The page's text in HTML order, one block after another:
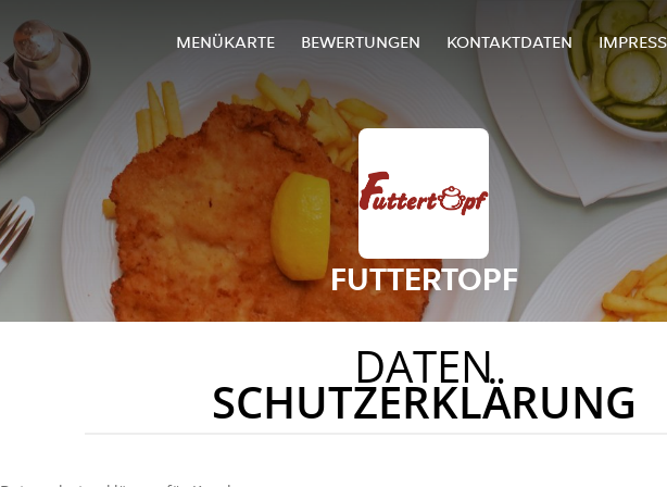
MENÜKARTE BEWERTUNGEN KONTAKTDATEN
FUTTERTOPF
DATEN
SCHUTZERKLÄRUNG